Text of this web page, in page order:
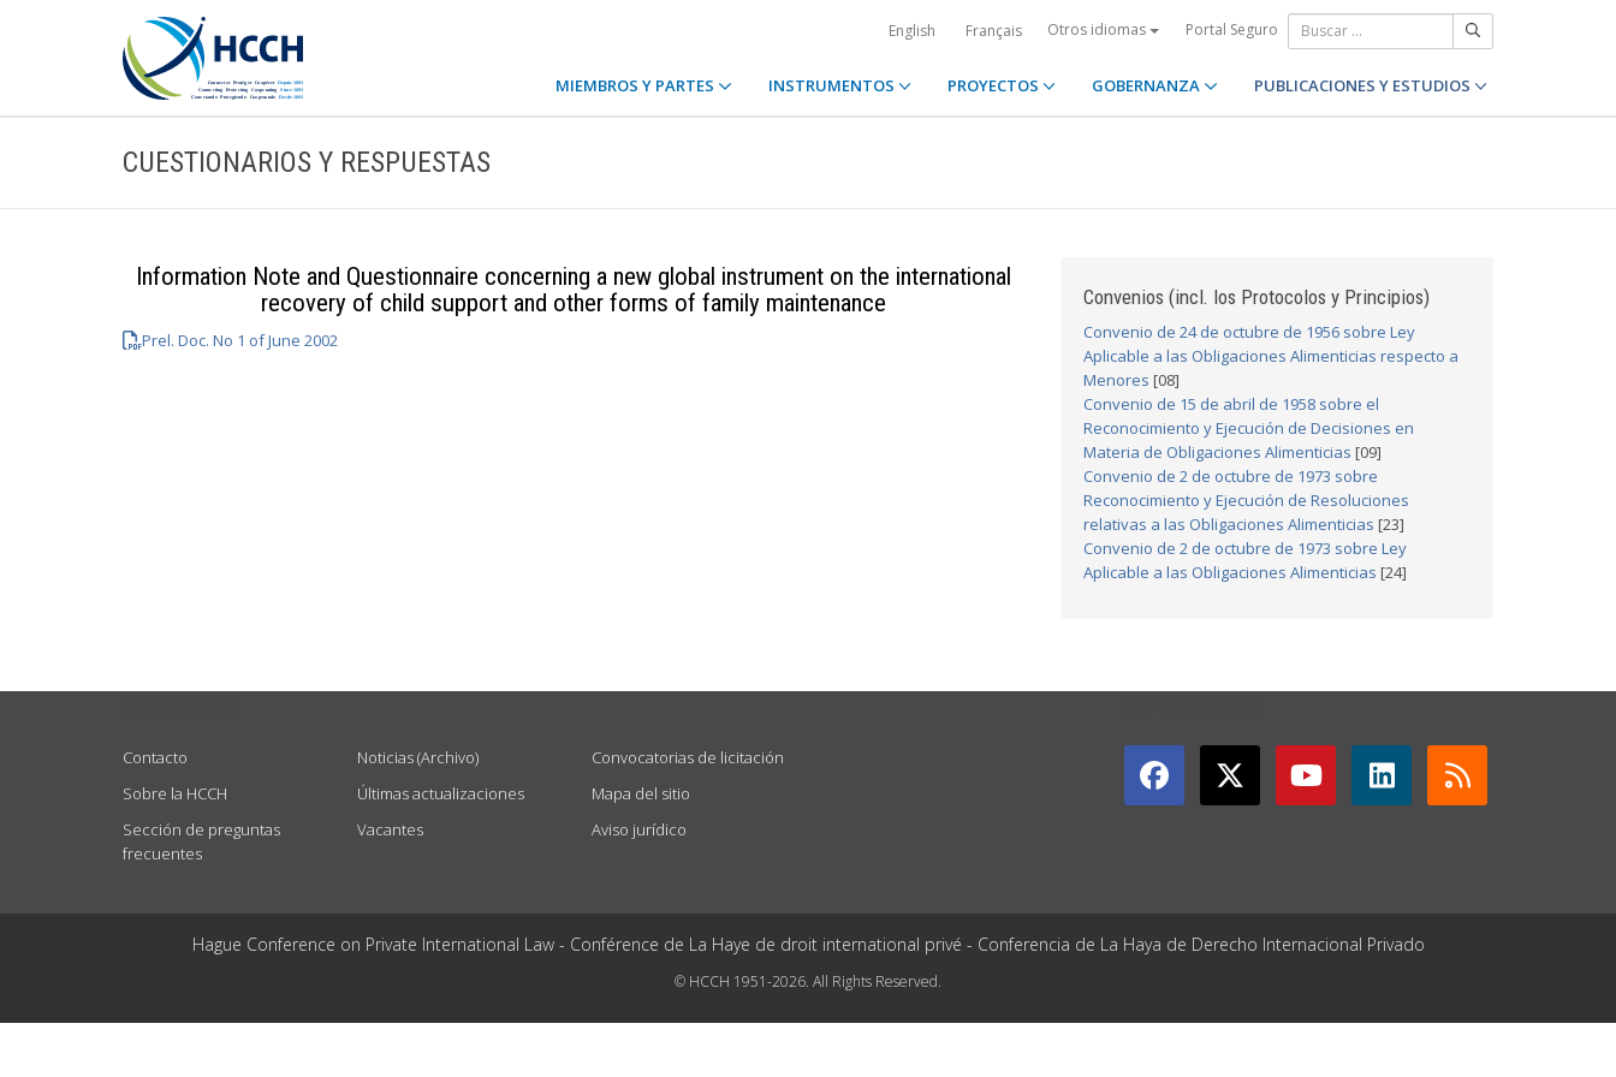
English Français Otros idiomas Portal Seguro
MIEMBROS Y PARTES INSTRUMENTOS PROYECTOS GOBERNANZA PUBLICACIONES Y ESTUDIOS
CUESTIONARIOS Y RESPUESTAS
Information Note and Questionnaire concerning a new global instrument on the international
recovery of child support and other forms of family maintenance
Prel. Doc. No 1 of June 2002
Convenios (incl. los Protocolos y Principios)
Convenio de 24 de octubre de 1956 sobre Ley
Aplicable a las Obligaciones Alimenticias respecto a
Menores [08]
Convenio de 15 de abril de 1958 sobre el
Reconocimiento y Ejecución de Decisiones en
Materia de Obligaciones Alimenticias [09]
Convenio de 2 de octubre de 1973 sobre
Reconocimiento y Ejecución de Resoluciones
relativas a las Obligaciones Alimenticias [23]
Convenio de 2 de octubre de 1973 sobre Ley
Aplicable a las Obligaciones Alimenticias [24]
Contacto
Sobre la HCCH
Sección de preguntas
frecuentes
Noticias (Archivo)
Últimas actualizaciones
Vacantes
Convocatorias de licitación
Mapa del sitio
Aviso jurídico
Hague Conference on Private International Law - Conférence de La Haye de droit international privé - Conferencia de La Haya de Derecho Internacional Privado
© HCCH 1951-2026. All Rights Reserved.